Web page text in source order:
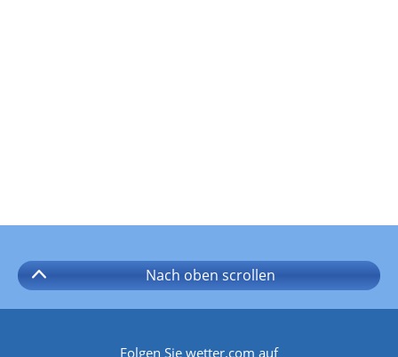
Nach oben scrollen
Folgen Sie wetter.com auf